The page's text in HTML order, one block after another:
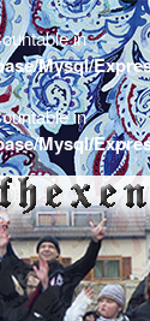
in
Mysql/
in
Mysql/